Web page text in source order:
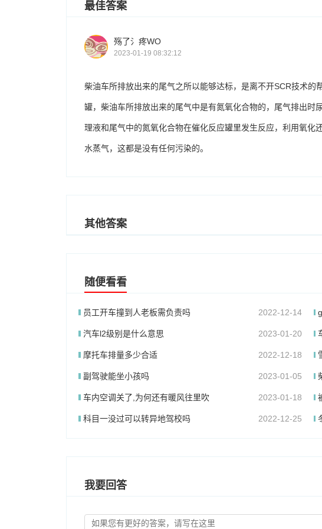
最佳答案
殇了氵疼WO
2023-01-19 08:32:12
柴油车所排放出来的尾气之所以能够达标，是离不开SCR技术
罐，柴油车所排放出来的尾气中是有氮氧化合物的，尾气排出时
理液和尾气中的氮氧化合物在催化反应罐里发生反应，利用氧化
水蒸气，这都是没有任何污染的。
其他答案
随便看看
员工开车撞到人老板需负责吗 2022-12-14
汽车l2级别是什么意思 2023-01-20
摩托车排量多少合适 2022-12-18
副驾驶能坐小孩吗 2023-01-05
车内空调关了,为何还有暖风往里吹 2023-01-18
科目一没过可以转异地驾校吗 2022-12-25
我要回答